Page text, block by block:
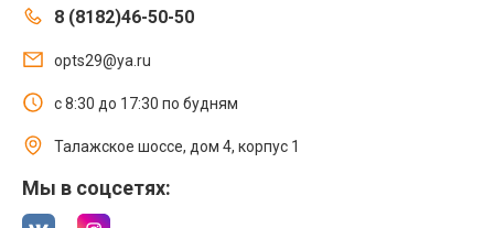
8 (8182)46-50-50
opts29@ya.ru
с 8:30 до 17:30 по будням
Талажское шоссе, дом 4, корпус 1
Мы в соцсетях: